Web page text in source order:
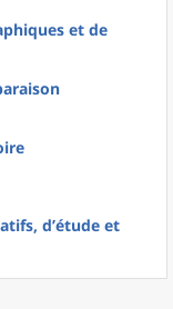
et de
d’étude et